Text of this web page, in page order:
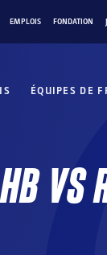
EMPLOIS FONDATION
ÉQUIPES DE
VS